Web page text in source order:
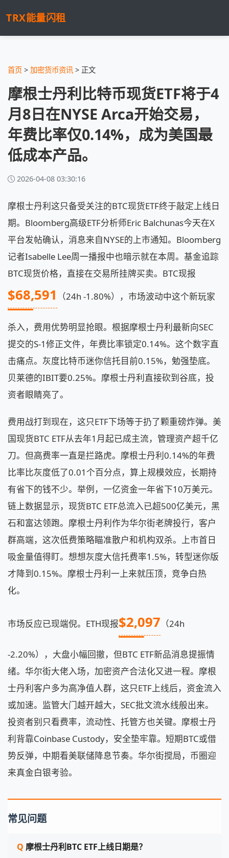
TRX能量闪租
首页 > 加密货币资讯 > 正文
摩根士丹利比特币现货ETF将于4
月8日在NYSE Arca开始交易，
年费比率仅0.14%，成为美国最
低成本产品。
2026-04-08 03:30:16
摩根士丹利这只备受关注的BTC现货ETF终于敲定上线日
期。Bloomberg高级ETF分析师Eric Balchunas今天在X
平台发帖确认，消息来自NYSE的上市通知。Bloomberg
记者Isabelle Lee周一播报中也暗示就在本周。基金追踪
BTC现货价格，直接在交易所挂牌买卖。BTC现报
$68,591 （24h -1.80%），市场波动中这个新玩家
杀入，费用优势明显抢眼。根据摩根士丹利最新向SEC
提交的S-1修正文件，年费比率锁定0.14%。这个数字直
击痛点。灰度比特币迷你信托目前0.15%，勉强垫底。
贝莱德的IBIT要0.25%。摩根士丹利直接砍到谷底，投
资者眼睛亮了。
费用战打到现在，这只ETF下场等于扔了颗重磅炸弹。美
国现货BTC ETF从去年1月起已成主流，管理资产超千亿
刀。但高费率一直是拦路虎。摩根士丹利0.14%的年费
比率比灰度低了0.01个百分点，算上规模效应，长期持
有省下的钱不少。举例，一亿资金一年省下10万美元。
链上数据显示，现货BTC ETF总流入已超500亿美元，黑
石和富达领跑。摩根士丹利作为华尔街老牌投行，客户
群高端，这次低费策略瞄准散户和机构双杀。上市首日
吸金量值得盯。想想灰度大信托费率1.5%，转型迷你版
才降到0.15%。摩根士丹利一上来就压顶，竞争白热
化。
市场反应已现端倪。ETH现报$2,097 （24h
-2.20%），大盘小幅回撤，但BTC ETF新品消息提振情
绪。华尔街大佬入场，加密资产合法化又进一程。摩根
士丹利客户多为高净值人群，这只ETF上线后，资金流入
或加速。监管大门越开越大，SEC批文流水线般出来。
投资者别只看费率，流动性、托管方也关键。摩根士丹
利背靠Coinbase Custody，安全垫牢靠。短期BTC或借
势反弹，中期看美联储降息节奏。华尔街搅局，币圈迎
来真金白银考验。
常见问题
摩根士丹利BTC ETF上线日期是？